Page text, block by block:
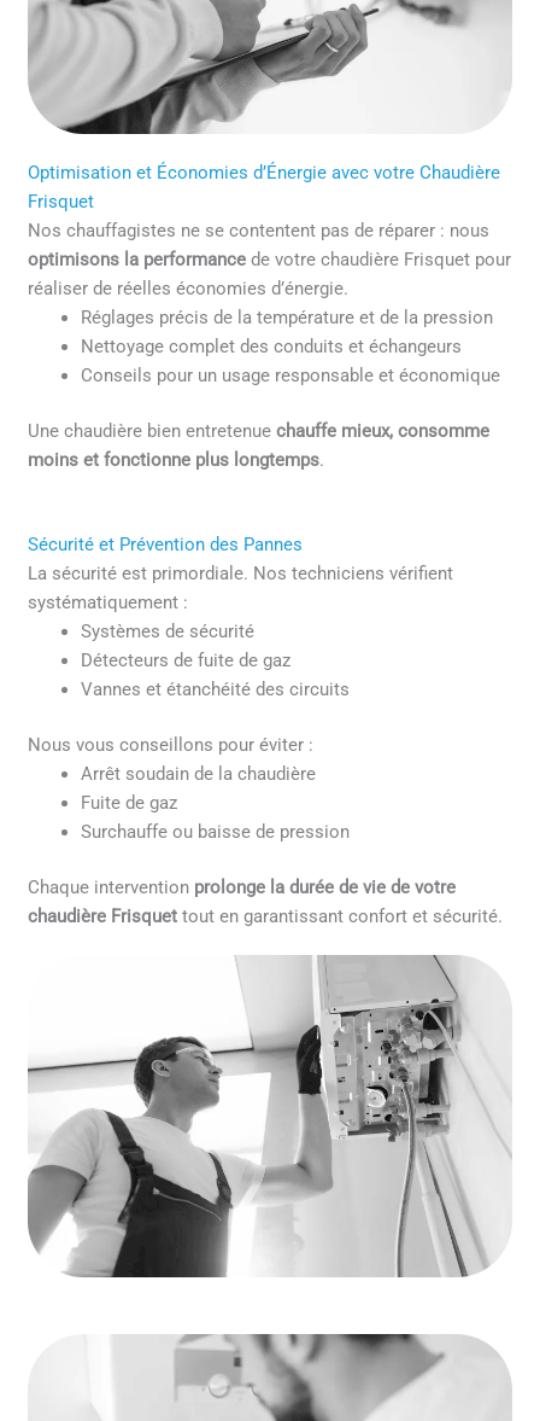
Optimisation et Économies d’Énergie avec votre Chaudière
Frisquet
Nos chauffagistes ne se contentent pas de réparer : nous
optimisons la performance de votre chaudière Frisquet pour
réaliser de réelles économies d’énergie.
Réglages précis de la température et de la pression
Nettoyage complet des conduits et échangeurs
Conseils pour un usage responsable et économique
Une chaudière bien entretenuechauffe mieux, consomme
moins et fonctionne plus longtemps.
Sécurité et Prévention des Pannes
La sécurité est primordiale. Nos techniciens vérifient
systématiquement :
Systèmes de sécurité
Détecteurs de fuite de gaz
Vannes et étanchéité des circuits
Nous vous conseillons pour éviter :
Arrêt soudain de la chaudière
Fuite de gaz
Surchauffe ou baisse de pression
Chaque intervention prolonge la durée de vie de votre
chaudière Frisquet tout en garantissant confort et sécurité.